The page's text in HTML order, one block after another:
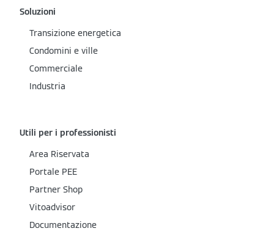
Soluzioni
Transizione energetica
Condomini e ville
Commerciale
Industria
Utili per i professionisti
Area Riservata
Portale PEE
Partner Shop
Vitoadvisor
Documentazione